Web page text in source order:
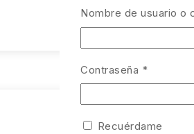
Nombre de usuario o
Contraseña *
Recuérdame